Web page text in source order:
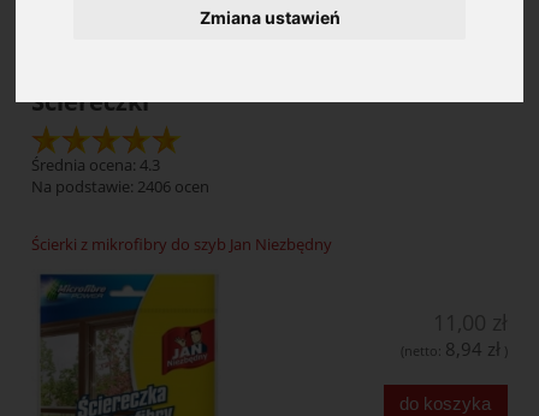
Zmiana ustawień
Ściereczki
Średnia ocena: 4.3
Na podstawie: 2406 ocen
Ścierki z mikrofibry do szyb Jan Niezbędny
(netto: 8,94 zł )
do koszyka